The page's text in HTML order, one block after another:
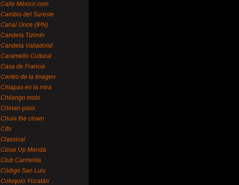
Calle México.com
Cambio del Sureste
Canal Once (IPN)
Candela Tizimín
Candela Valladolid
Caramello Cultural
Casa de Francia
Centro de la Imagen
Chiapas en la mira
Chilango.mobi
Chinan-pass
Chula the clown
Cifo
Classical
Close Up Mérida
Club Carmelita
Código San Luis
Coloquio Yucatán